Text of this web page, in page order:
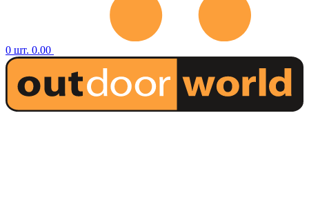
0 шт. 0.00